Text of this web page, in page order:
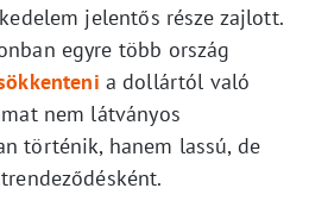
jelentős része zajlott.
egyre több ország
a dollártól való
nem látványos
történik, hanem lassú, de